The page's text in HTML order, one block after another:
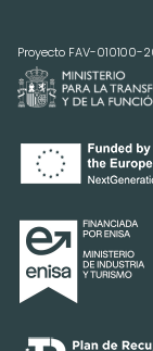
Proyecto FAV-